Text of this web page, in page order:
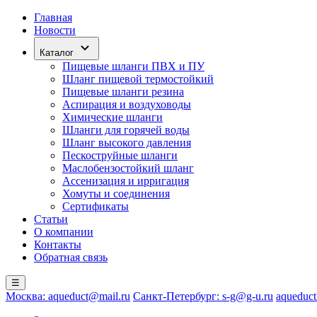
Главная
Новости
Каталог
Пищевые шланги ПВХ и ПУ
Шланг пищевой термостойкий
Пищевые шланги резина
Аспирация и воздуховоды
Химические шланги
Шланги для горячей воды
Шланг высокого давления
Пескоструйные шланги
Маслобензостойкий шланг
Ассенизация и ирригация
Хомуты и соединения
Сертификаты
Статьи
О компании
Контакты
Обратная связь
☰
Москва: aqueduct@mail.ru Санкт-Петербург: s-g@g-u.ru